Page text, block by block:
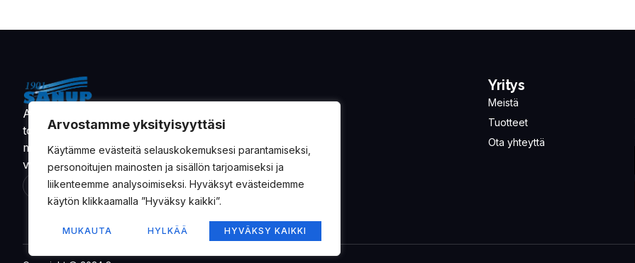
Arvostamme yksityisyyttäsi
Käytämme evästeitä selauskokemuksesi parantamiseksi,
personoitujen mainosten ja sisällön tarjoamiseksi ja
liikenteemme analysoimiseksi. Hyväksyt evästeidemme
käytön klikkaamalla ”Hyväksy kaikki”.
MUKAUTA HYLKÄÄ HYVÄKSY KAIKKI
Alkaen vuodesta 1901 on Oy Sandman-Nupnau Ab
toimittanut tarvikkeita ja varaosia maa- ja
metsätalouskoneiden, sekä erikoisvalmisteisten
veneiden valmistajille.
Yritys
Meistä
Tuotteet
Ota yhteyttä